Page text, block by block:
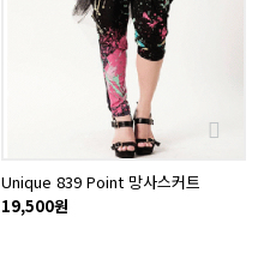
Unique 839 Point 망사스커트
19,500원